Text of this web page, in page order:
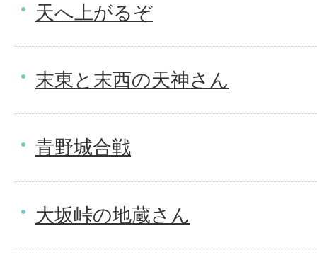
天へ上がるぞ
末東と末西の天神さん
青野城合戦
大坂峠の地蔵さん